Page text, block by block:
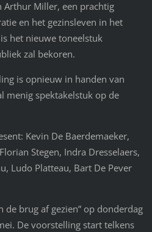
Arthur Miller, een prachtig
en het gezinsleven in het
het nieuwe toneelstuk
zal bekoren.
is opnieuw in handen van
menig spektakelstuk op de
Kevin De Baerdemaeker,
Stegen, Indra Dresselaers,
Ludo Platteau, Bart De Pever
de brug af gezien” op donderdag
De voorstelling start telkens